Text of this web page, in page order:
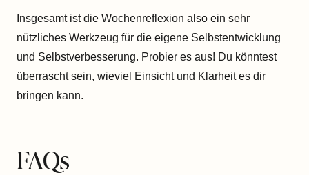
Insgesamt ist die Wochenreflexion also ein sehr
nützliches Werkzeug für die eigene Selbstentwicklung
und Selbstverbesserung. Probier es aus! Du könntest
überrascht sein, wieviel Einsicht und Klarheit es dir
bringen kann.
FAQs